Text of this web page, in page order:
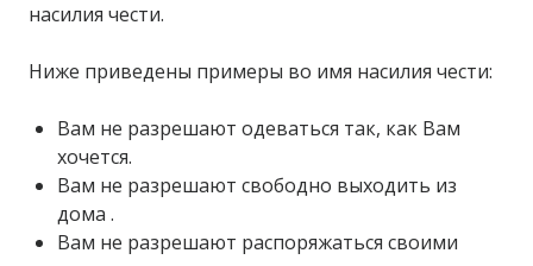
насилия чести.
Ниже приведены примеры во имя насилия чести:
Вам не разрешают одеваться так, как Вам
хочется.
Вам не разрешают свободно выходить из
дома .
Вам не разрешают распоряжаться своими